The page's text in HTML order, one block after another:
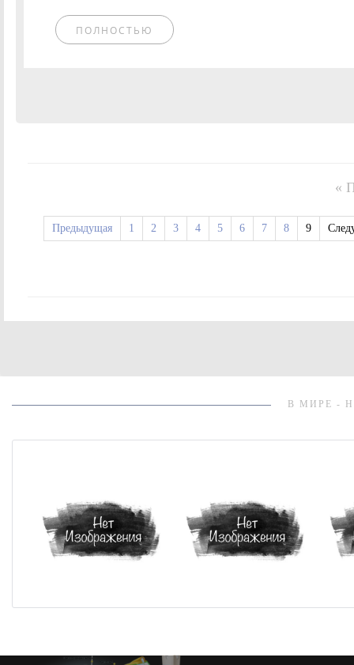
ПОЛНОСТЬЮ
«
Предыдущая 1 2 3 4 5 6 7 8 9
В МИРЕ -